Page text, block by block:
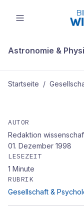
Astronomie &
Startseite /
„Fermats
AUTOR
Redaktion
01. Dezember 1998
LESEZEIT
1 Minute
RUBRIK
Gesellschaft &